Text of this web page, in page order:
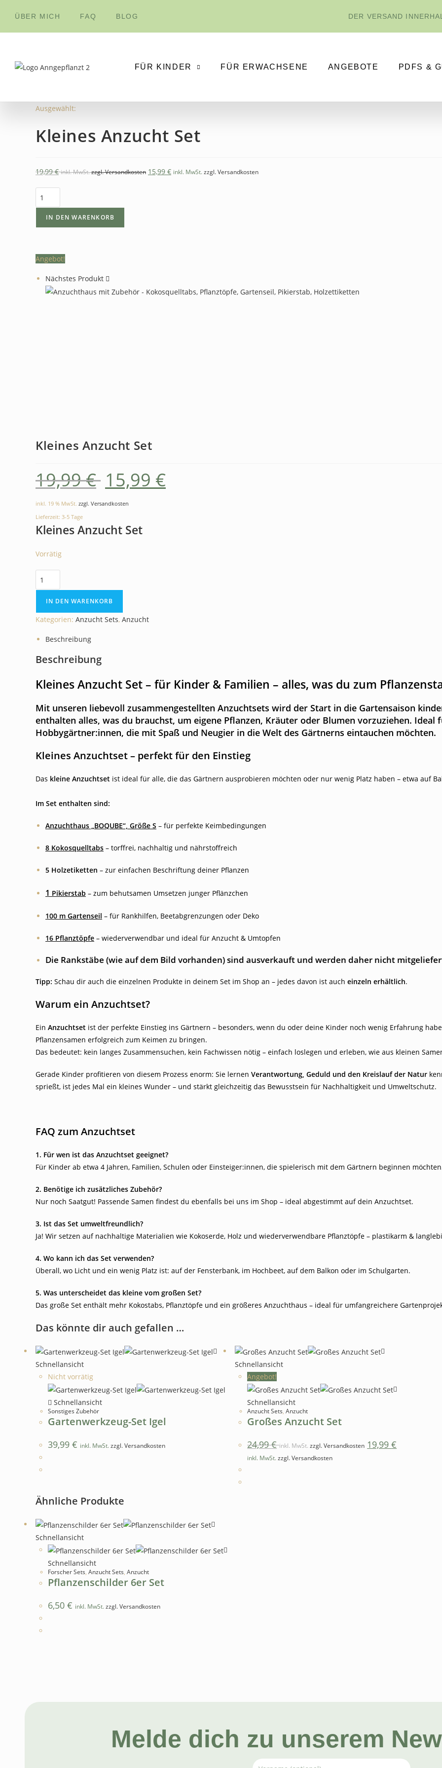
springen
ÜBER MICH FAQ BLOG DER VERSAND
FÜR KINDER FÜR ERWACHSENE ANGEBOTE PDFS &
Ausgewählt:
Kleines Anzucht Set
19,99€ inkl. MwSt.zzgl. Versandkosten 15,99 € inkl. MwSt.zzgl. Versandkosten
IN DEN WARENKORB
Angebot!
Nächstes Produkt
Kleines Anzucht Set
19,99€ 15,99 €
inkl. 19 % MwSt. zzgl. Versandkosten
Lieferzeit: 3-5 Tage
Kleines Anzucht Set
Vorrätig
IN DEN WARENKORB
Kategorien: Anzucht Sets, Anzucht
Beschreibung
Beschreibung
Kleines Anzucht Set – für Kinder & Familien – alles, was du zum
Mit unseren liebevoll zusammengestellten Anzuchtsets wird der Start in die Gartensaison
enthalten alles, was du brauchst, um eigene Pflanzen, Kräuter oder Blumen vorzuziehen. Ideal
Hobbygärtner:innen, die mit Spaß und Neugier in die Welt des Gärtnerns eintauchen möchten.
Kleines Anzuchtset – perfekt für den Einstieg
Das kleine Anzuchtset ist ideal für alle, die das Gärtnern ausprobieren möchten oder nur wenig Platz haben – etwa auf
Im Set enthalten sind:
Anzuchthaus „BOQUBE“, Größe S – für perfekte Keimbedingungen
8 Kokosquelltabs – torffrei, nachhaltig und nährstoffreich
5 Holzetiketten – zur einfachen Beschriftung deiner Pflanzen
1 Pikierstab – zum behutsamen Umsetzen junger Pflänzchen
100 m Gartenseil – für Rankhilfen, Beetabgrenzungen oder Deko
16 Pflanztöpfe – wiederverwendbar und ideal für Anzucht & Umtopfen
Die Rankstäbe (wie auf dem Bild vorhanden) sind ausverkauft und werden daher nicht
Tipp: Schau dir auch die einzelnen Produkte in deinem Set im Shop an – jedes davon ist auch einzeln erhältlich.
Warum ein Anzuchtset?
Ein Anzuchtset ist der perfekte Einstieg ins Gärtnern – besonders, wenn du oder deine Kinder noch wenig Erfahrung
Pflanzensamen erfolgreich zum Keimen zu bringen.
Das bedeutet: kein langes Zusammensuchen, kein Fachwissen nötig – einfach loslegen und erleben, wie aus kleinen
Gerade Kinder profitieren von diesem Prozess enorm: Sie lernen Verantwortung, Geduld und den Kreislauf der Natur
sprießt, ist jedes Mal ein kleines Wunder – und stärkt gleichzeitig das Bewusstsein für Nachhaltigkeit und Umweltschutz.
FAQ zum Anzuchtset
1. Für wen ist das Anzuchtset geeignet?
Für Kinder ab etwa 4 Jahren, Familien, Schulen oder Einsteiger:innen, die spielerisch mit dem Gärtnern beginnen
2. Benötige ich zusätzliches Zubehör?
Nur noch Saatgut! Passende Samen findest du ebenfalls bei uns im Shop – ideal abgestimmt auf dein Anzuchtset.
3. Ist das Set umweltfreundlich?
Ja! Wir setzen auf nachhaltige Materialien wie Kokoserde, Holz und wiederverwendbare Pflanztöpfe – plastikarm &
4. Wo kann ich das Set verwenden?
Überall, wo Licht und ein wenig Platz ist: auf der Fensterbank, im Hochbeet, auf dem Balkon oder im Schulgarten.
5. Was unterscheidet das kleine vom großen Set?
Das große Set enthält mehr Kokostabs, Pflanztöpfe und ein größeres Anzuchthaus – ideal für umfangreichere
Das könnte dir auch gefallen …
Schnellansicht
Nicht vorrätig
Schnellansicht
Sonstiges Zubehör
Gartenwerkzeug-Set Igel
39,99 € inkl. MwSt.zzgl. Versandkosten
Schnellansicht
Angebot!
Schnellansicht
Anzucht Sets,Anzucht
Großes Anzucht Set
24,99€ inkl. MwSt.zzgl. Versandkosten 19,99€
inkl. MwSt.zzgl. Versandkosten
Ähnliche Produkte
Schnellansicht
Schnellansicht
Forscher Sets, Anzucht Sets, Anzucht
Pflanzenschilder 6er Set
6,50 € inkl. MwSt.zzgl. Versandkosten
Melde dich zu unserem